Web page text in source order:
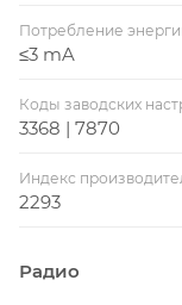
Потребление
≤3 mA
Коды заводских
3368 | 7870
Индекс
2293
Радио